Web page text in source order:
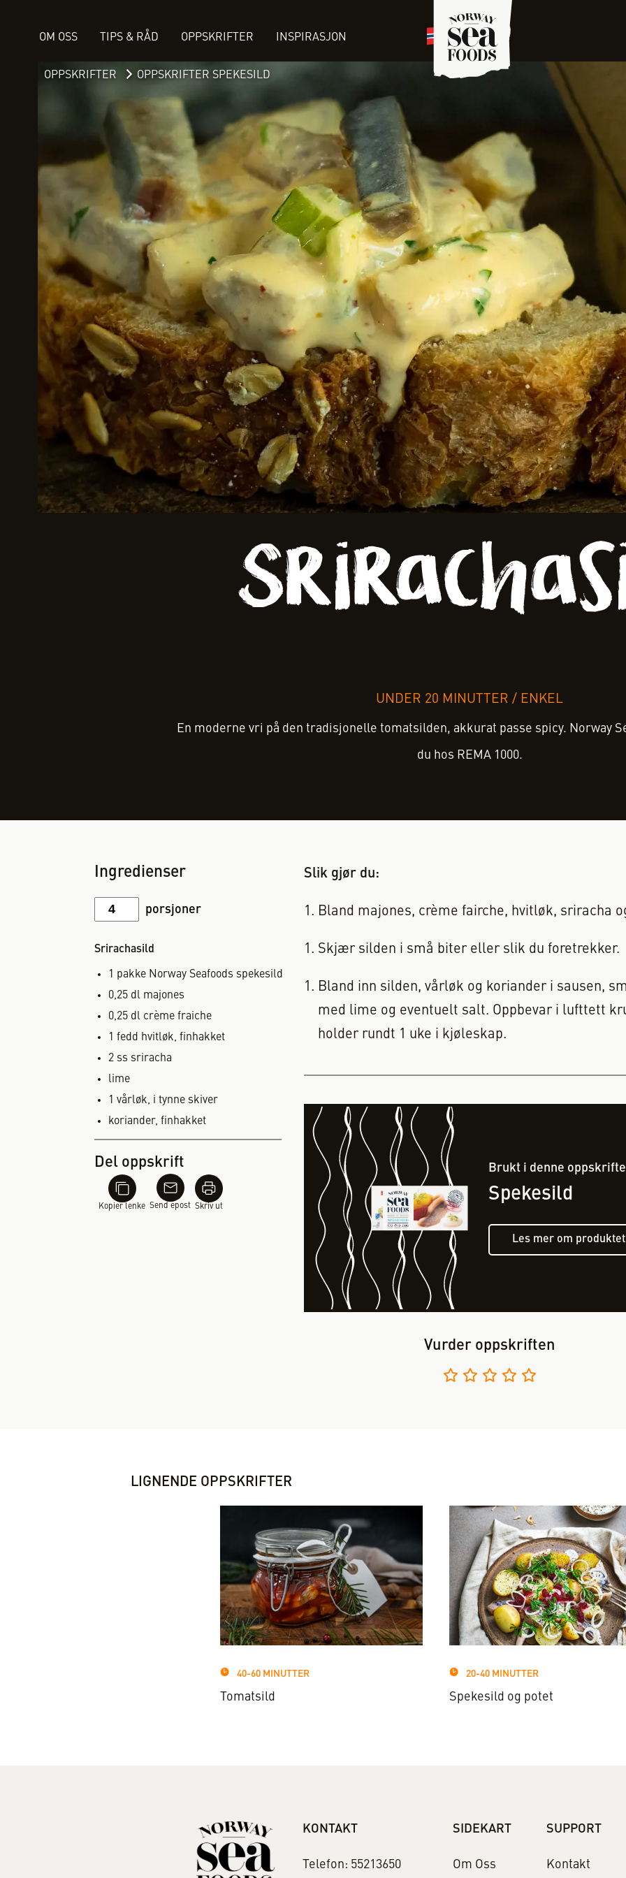
OPPSKRIFTER OPPSKRIFTER SPEKESILD
OM OSS TIPS & RÅD OPPSKRIFTER INSPIRASJON
Skriv inn søket i feltet over
UNDER 20 MINUTTER / ENKEL
En moderne vri på den tradisjonelle tomatsilden, akkurat passe spicy. Norway
du hos REMA 1000.
Ingredienser
porsjoner
Srirachasild
1 pakke Norway Seafoods spekesild
0,25 dl majones
0,25 dl crème fraiche
1 fedd hvitløk, finhakket
2 ss sriracha
lime
1 vårløk, i tynne skiver
koriander, finhakket
Del oppskrift
Kopier lenke Send epost Skriv ut
Slik gjør du:
Bland majones, crème fairche, hvitløk, sriracha
Skjær silden i små biter eller slik du foretrekker.
Bland inn silden, vårløk og koriander i sausen,
med lime og eventuelt salt. Oppbevar i lufttett
holder rundt 1 uke i kjøleskap.
Brukt i denne
Spekesild
Les mer om produktet
Vurder oppskriften
LIGNENDE OPPSKRIFTER
40-60 MINUTTER
Tomatsild
20-40 MINUTTER
Spekesild og potet
KONTAKT
Telefon: 55213650
SIDEKART
Om Oss
SUPPORT
Kontakt